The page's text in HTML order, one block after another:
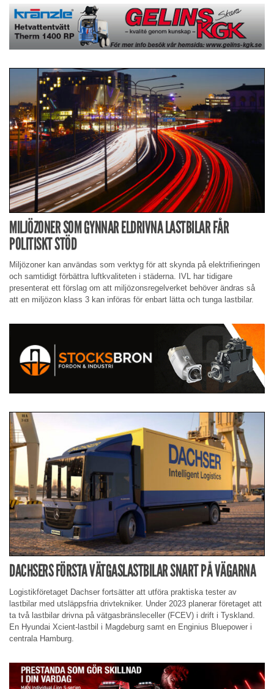
MILJÖZONER SOM GYNNAR ELDRIVNA LASTBILAR FÅR
POLITISKT STÖD
Miljözoner kan användas som verktyg för att skynda på elektrifieringen
och samtidigt förbättra luftkvaliteten i städerna. IVL har tidigare
presenterat ett förslag om att miljözonsregelverket behöver ändras så
att en miljözon klass 3 kan införas för enbart lätta och tunga lastbilar.
DACHSERS FÖRSTA VÄTGASLASTBILAR SNART PÅ VÄGARNA
Logistikföretaget Dachser fortsätter att utföra praktiska tester av
lastbilar med utsläppsfria drivtekniker. Under 2023 planerar företaget att
ta två lastbilar drivna på vätgasbränsleceller (FCEV) i drift i Tyskland.
En Hyundai Xcient-lastbil i Magdeburg samt en Enginius Bluepower i
centrala Hamburg.